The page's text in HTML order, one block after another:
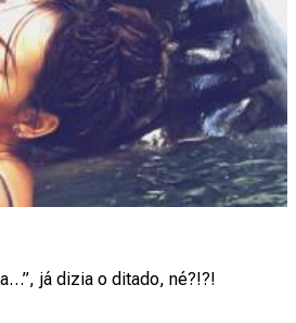
já dizia o ditado, né?!?!